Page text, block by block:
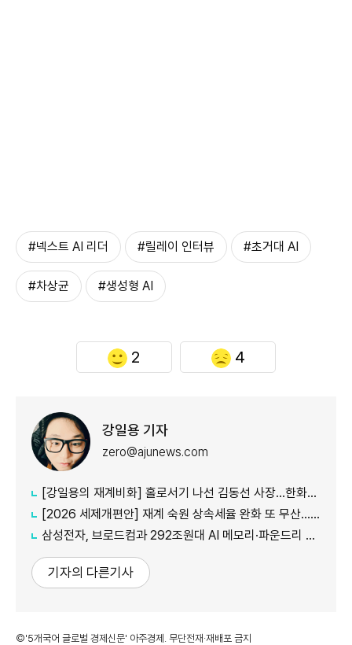
#넥스트 AI 리더 #릴레이 인터뷰 #초거대 AI
#차상균 #생성형 AI
2 4
강일용 기자
zero@ajunews.com
[강일용의 재계비화] 홀로서기 나선 김동선 사장...한화M&S 향후 과제는?
[2026 세제개편안] 재계 숙원 상속세율 완화 또 무산...국내생산·석화 세제지원 실효성 의문
삼성전자, 브로드컴과 292조원대 AI 메모리·파운드리 협력...차세대 HBM 경쟁력 입증
기자의 다른기사
©'5개국어 글로벌 경제신문' 아주경제. 무단전재·재배포 금지